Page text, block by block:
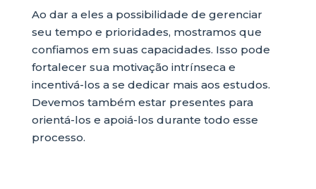
Ao dar a eles a possibilidade de gerenciar
seu tempo e prioridades, mostramos que
confiamos em suas capacidades. Isso pode
fortalecer sua motivação intrínseca e
incentivá-los a se dedicar mais aos estudos.
Devemos também estar presentes para
orientá-los e apoiá-los durante todo esse
processo.